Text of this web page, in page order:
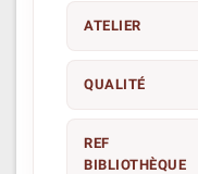
ATELIER
QUALITÉ
REF
BIBLIOTHÈQUE